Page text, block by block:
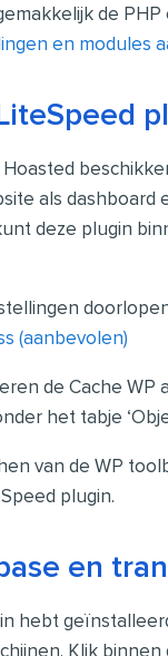
de
en modules
als
deze plugin
(aanbevolen)
de Cache WP
het tabje
van de WP
plugin.
en
hebt
Klik binnen